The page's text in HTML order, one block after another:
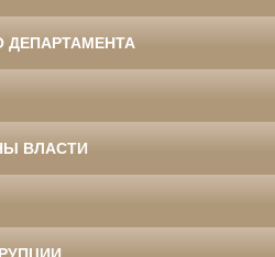
ДЕПАРТАМЕНТА
ВЛАСТИ